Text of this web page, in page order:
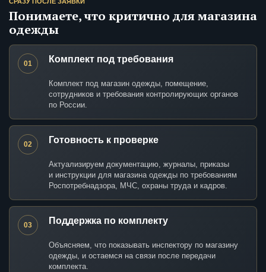
Понимаете, что критично для магазина
одежды
01 Комплект под требования
Комплект под магазин одежды, помещение,
сотрудников и требования контролирующих органов
по России.
02 Готовность к проверке
Актуализируем документацию, журналы, приказы
и инструкции для магазина одежды по требованиям
Роспотребнадзора, МЧС, охраны труда и кадров.
03 Поддержка по комплекту
Объясняем, что показывать инспектору по магазину
одежды, и остаемся на связи после передачи
комплекта.